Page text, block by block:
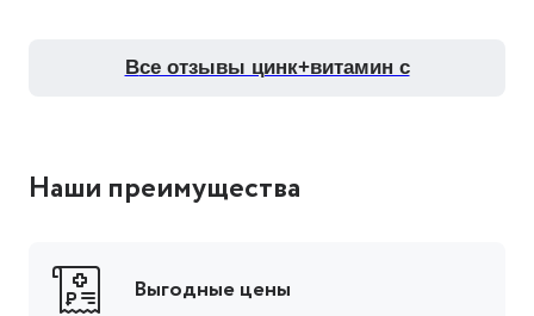
все отзывы цинк+витамин с
Наши преимущества
Выгодные цены